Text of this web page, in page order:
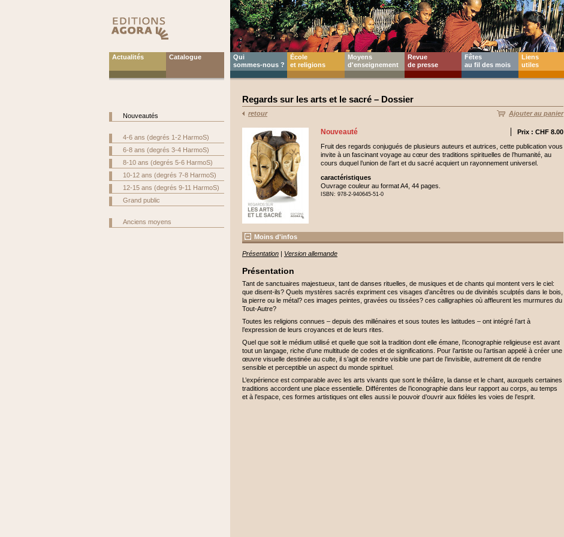
Actualités Catalogue
Nouveautés
4-6 ans (degrés 1-2 HarmoS)
6-8 ans (degrés 3-4 HarmoS)
8-10 ans (degrés 5-6 HarmoS)
10-12 ans (degrés 7-8 HarmoS)
12-15 ans (degrés 9-11 HarmoS)
Grand public
Anciens moyens
Qui
sommes-nous ?
École
et religions
Moyens
d'enseignement
Revue
de presse
Fêtes
au fil des mois
Liens
utiles
Regards sur les arts et le sacré – Dossier
retour Ajouter au panier
Prix : CHF 8.00
Nouveauté
Fruit des regards conjugués de plusieurs auteurs et autrices, cette publication vous
invite à un fascinant voyage au cœur des traditions spirituelles de l’humanité, au
cours duquel l’union de l’art et du sacré acquiert un rayonnement universel.
caractéristiques
Ouvrage couleur au format A4, 44 pages.
ISBN: 978-2-940645-51-0
Moins d'infos
Présentation | Version allemande
Présentation
Tant de sanctuaires majestueux, tant de danses rituelles, de musiques et de chants qui montent vers le ciel:
que disent-ils? Quels mystères sacrés expriment ces visages d’ancêtres ou de divinités sculptés dans le bois,
la pierre ou le métal? ces images peintes, gravées ou tissées? ces calligraphies où affleurent les murmures du
Tout-Autre?
Toutes les religions connues – depuis des millénaires et sous toutes les latitudes – ont intégré l’art à
l’expression de leurs croyances et de leurs rites.
Quel que soit le médium utilisé et quelle que soit la tradition dont elle émane, l’iconographie religieuse est avant
tout un langage, riche d’une multitude de codes et de significations. Pour l’artiste ou l’artisan appelé à créer une
œuvre visuelle destinée au culte, il s’agit de rendre visible une part de l’invisible, autrement dit de rendre
sensible et perceptible un aspect du monde spirituel.
L’expérience est comparable avec les arts vivants que sont le théâtre, la danse et le chant, auxquels certaines
traditions accordent une place essentielle. Différentes de l’iconographie dans leur rapport au corps, au temps
et à l’espace, ces formes artistiques ont elles aussi le pouvoir d’ouvrir aux fidèles les voies de l’esprit.